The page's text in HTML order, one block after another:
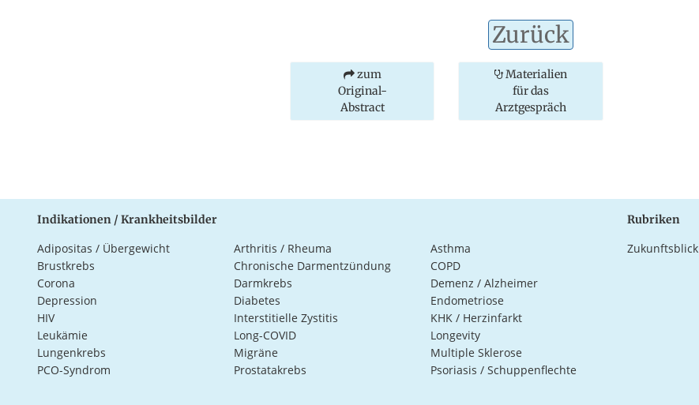
Zurück
zum
Original-
Abstract
Materialien
für das
Arztgespräch
Indikationen / Krankheitsbilder
Adipositas / Übergewicht Arthritis / Rheuma
Asthma
Brustkrebs
Chronische Darmentzündung
COPD
Corona
Darmkrebs
Demenz / Alzheimer
Depression
Diabetes
Endometriose
HIV
Interstitielle Zystitis
KHK / Herzinfarkt
Leukämie
Long-COVID
Longevity
Lungenkrebs
Migräne
Multiple Sklerose
PCO-Syndrom
Prostatakrebs Psoriasis / Schuppenflechte
Rubriken
Zukunftsblick